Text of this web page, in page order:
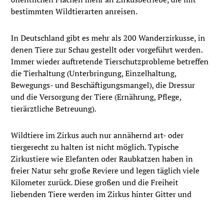
bestimmten Wildtierarten anreisen.
In Deutschland gibt es mehr als 200 Wanderzirkusse, in
denen Tiere zur Schau gestellt oder vorgeführt werden.
Immer wieder auftretende Tierschutzprobleme betreffen
die Tierhaltung (Unterbringung, Einzelhaltung,
Bewegungs- und Beschäftigungsmangel), die Dressur
und die Versorgung der Tiere (Ernährung, Pflege,
tierärztliche Betreuung).
Wildtiere im Zirkus auch nur annähernd art- oder
tiergerecht zu halten ist nicht möglich. Typische
Zirkustiere wie Elefanten oder Raubkatzen haben in
freier Natur sehr große Reviere und legen täglich viele
Kilometer zurück. Diese großen und die Freiheit
liebenden Tiere werden im Zirkus hinter Gitter und